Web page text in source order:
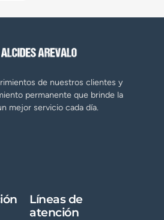
de nuestros clientes y
permanente que brinde la
mejor servicio cada día.
Líneas de
atención